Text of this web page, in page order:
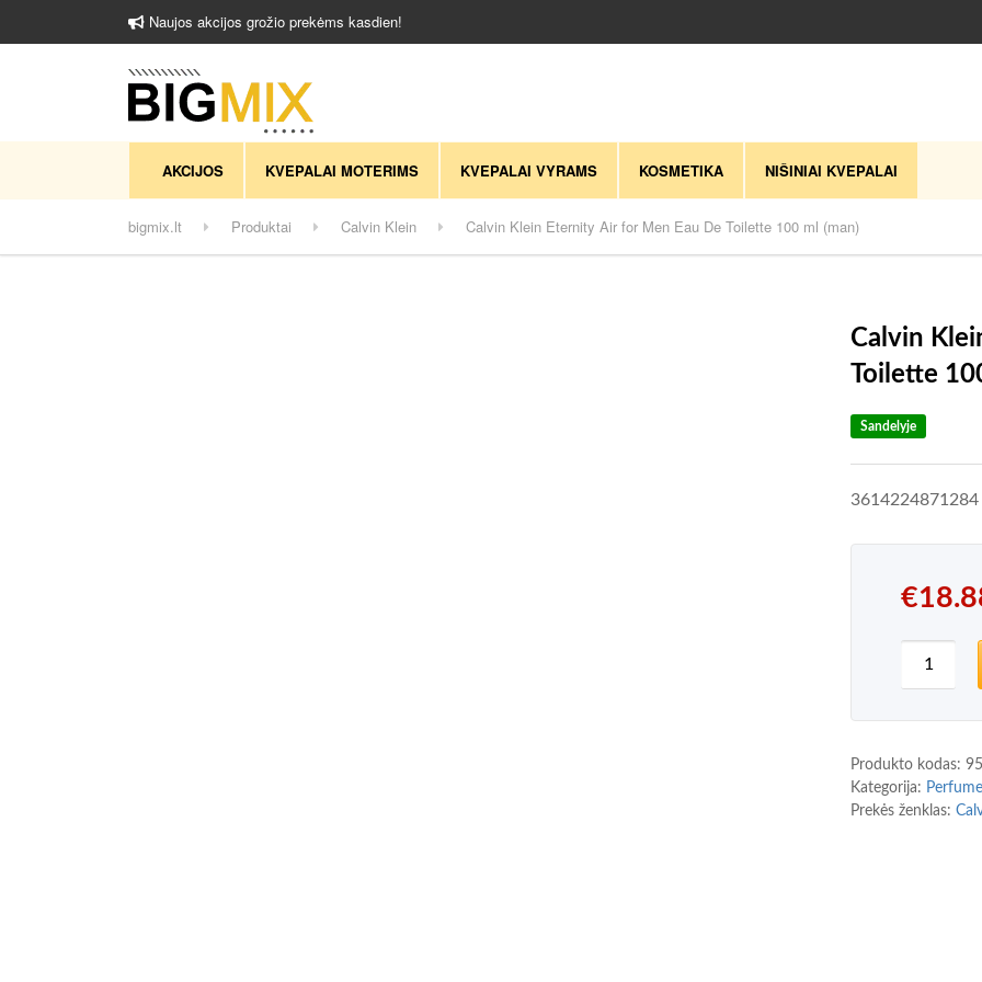
Naujos akcijos grožio prekėms kasdien!
AKCIJOS KVEPALAI MOTERIMS KVEPALAI VYRAMS KOSMETIKA NIŠINIAI KVEPALAI
bigmix.lt Produktai Calvin Klein Calvin Klein Eternity Air for Men Eau De Toilette 100 ml (man)
Calvin
Toilette
Sandelyje
3614224871284
€
Produkto kodas:
Kategorija:
Prekės ženklas: